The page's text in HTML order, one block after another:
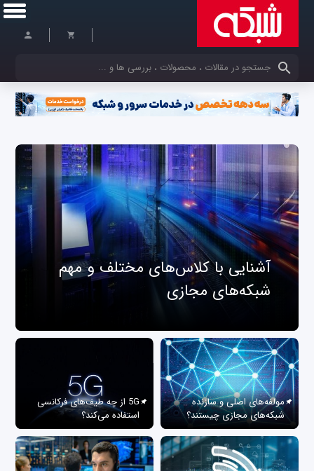
کلمات کلیدی خود را وارد کنید
آشنایی با کلاس‌های مختلف و مهم
شبکه‌های مجازی
مولفه‌های اصلی و سازنده
شبکه‌های مجازی چیستند؟
5G از چه طیف‌های فرکانسی
استفاده می‌کند؟